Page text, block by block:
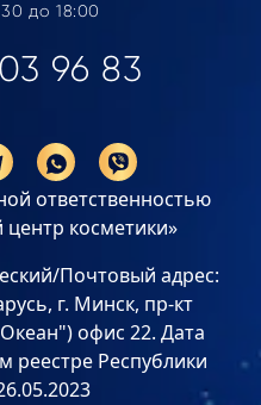
до 18:00
96 83
ответственностью
косметики»
Почтовый адрес:
г. Минск, пр-кт
офис 22. Дата
реестре Республики